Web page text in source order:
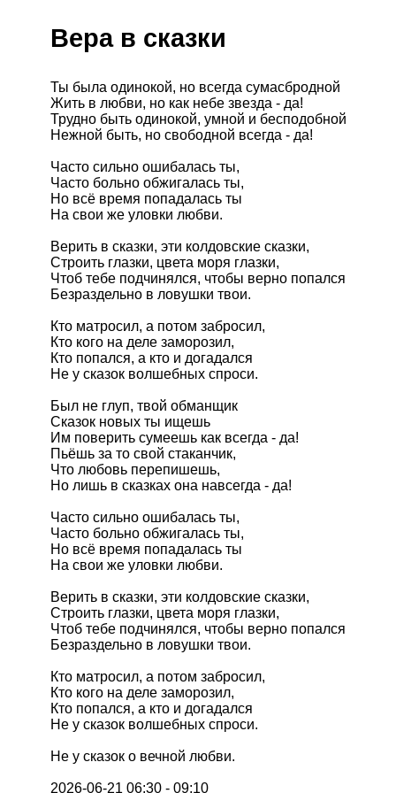
Вера в сказки
Ты была одинокой, но всегда сумасбродной
Жить в любви, но как небе звезда - да!
Трудно быть одинокой, умной и бесподобной
Нежной быть, но свободной всегда - да!
Часто сильно ошибалась ты,
Часто больно обжигалась ты,
Но всё время попадалась ты
На свои же уловки любви.
Верить в сказки, эти колдовские сказки,
Строить глазки, цвета моря глазки,
Чтоб тебе подчинялся, чтобы верно попался
Безраздельно в ловушки твои.
Кто матросил, а потом забросил,
Кто кого на деле заморозил,
Кто попался, а кто и догадался
Не у сказок волшебных спроси.
Был не глуп, твой обманщик
Сказок новых ты ищешь
Им поверить сумеешь как всегда - да!
Пьёшь за то свой стаканчик,
Что любовь перепишешь,
Но лишь в сказках она навсегда - да!
Часто сильно ошибалась ты,
Часто больно обжигалась ты,
Но всё время попадалась ты
На свои же уловки любви.
Верить в сказки, эти колдовские сказки,
Строить глазки, цвета моря глазки,
Чтоб тебе подчинялся, чтобы верно попался
Безраздельно в ловушки твои.
Кто матросил, а потом забросил,
Кто кого на деле заморозил,
Кто попался, а кто и догадался
Не у сказок волшебных спроси.
Не у сказок о вечной любви.
2026-06-21 06:30 - 09:10